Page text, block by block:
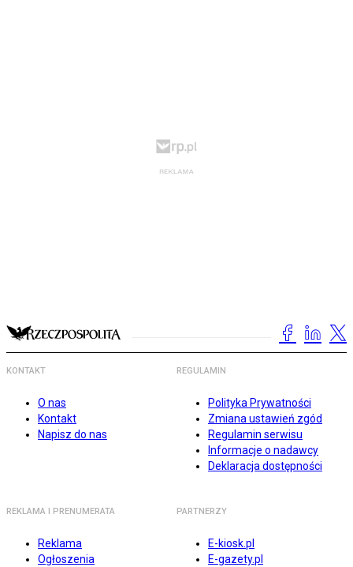
KONTAKT
O nas
Kontakt
Napisz do nas
REGULAMIN
Polityka Prywatności
Zmiana ustawień zgód
Regulamin serwisu
Informacje o nadawcy
Deklaracja dostępności
REKLAMA I PRENUMERATA
Reklama
Ogłoszenia
PARTNERZY
E-kiosk.pl
E-gazety.pl